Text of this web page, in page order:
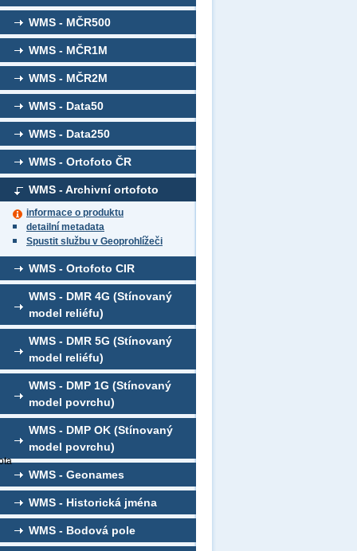
WMS - MČR500
WMS - MČR1M
WMS - MČR2M
WMS - Data50
WMS - Data250
WMS - Ortofoto ČR
WMS - Archivní ortofoto
informace o produktu
detailní metadata
Spustit službu v Geoprohlížeči
WMS - Ortofoto CIR
WMS - DMR 4G (Stínovaný
model reliéfu)
WMS - DMR 5G (Stínovaný
model reliéfu)
WMS - DMP 1G (Stínovaný
model povrchu)
WMS - DMP OK (Stínovaný
model povrchu)
WMS - Geonames
WMS - Historická jména
WMS - Bodová pole